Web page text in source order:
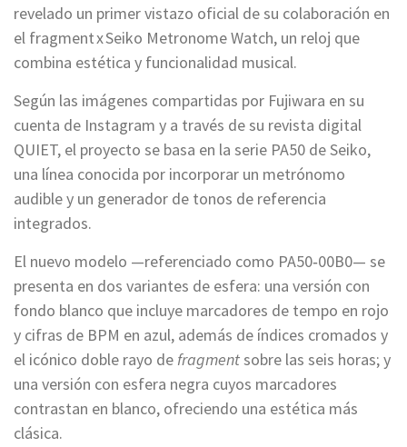
revelado un primer vistazo oficial de su colaboración en
el fragment x Seiko Metronome Watch, un reloj que
combina estética y funcionalidad musical.
Según las imágenes compartidas por Fujiwara en su
cuenta de Instagram y a través de su revista digital
QUIET, el proyecto se basa en la serie PA50 de Seiko,
una línea conocida por incorporar un metrónomo
audible y un generador de tonos de referencia
integrados.
El nuevo modelo —referenciado como PA50‑00B0— se
presenta en dos variantes de esfera: una versión con
fondo blanco que incluye marcadores de tempo en rojo
y cifras de BPM en azul, además de índices cromados y
el icónico doble rayo de fragmentsobre las seis horas; y
una versión con esfera negra cuyos marcadores
contrastan en blanco, ofreciendo una estética más
clásica.